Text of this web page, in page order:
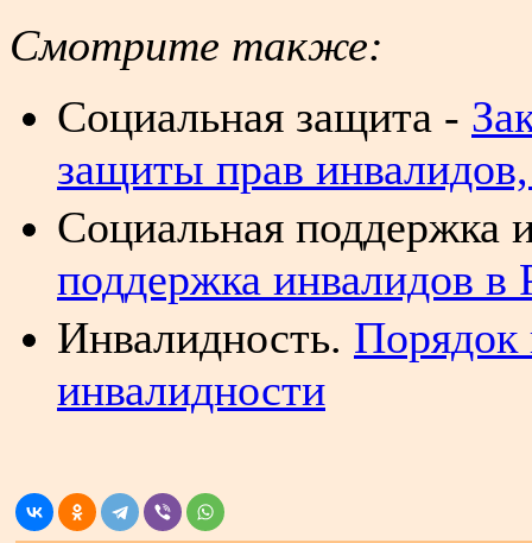
Смотрите также:
Социальная защита -
защиты прав
Социальная поддержка
поддержка инвалидов в
Инвалидность. Порядок
инвалидности